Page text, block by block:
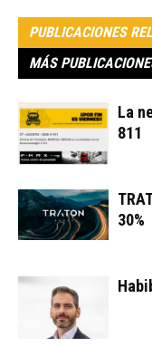
PUBLICACIONES
MÁS
La
811
30%